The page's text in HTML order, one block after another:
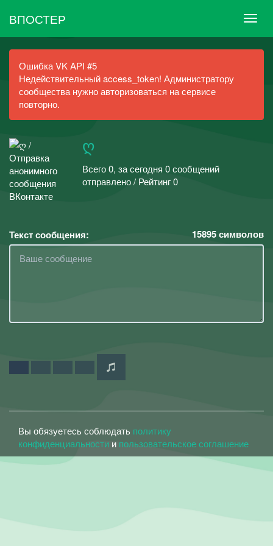
ВПОСТЕР
Ошибка VK API #5
Недействительный access_token! Администратору
сообщества нужно авторизоваться на сервисе
повторно.
ღ
Всего 0, за сегодня 0 сообщений
отправлено / Рейтинг 0
Текст сообщения: 15895символов
Вы обязуетесь соблюдать политику
конфиденциальности и пользовательское соглашение